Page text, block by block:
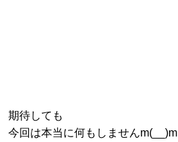
期待しても
今回は本当に何もしませんm(__)m